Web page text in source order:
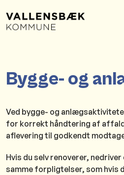
Bygge- og
Ved bygge- og
for korrekt håndtering af
aflevering til godkendt
Hvis du selv renoverer,
samme forpligtelser, som hvis